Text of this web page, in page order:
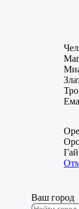
Гай
Ваш город